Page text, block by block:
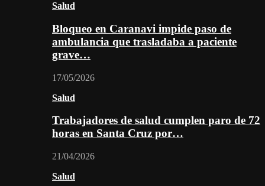
Salud
Bloqueo en Caranavi impide paso de
ambulancia que trasladaba a paciente
grave…
17/05/2026
Salud
Trabajadores de salud cumplen paro de 72
horas en Santa Cruz por…
21/04/2026
Salud